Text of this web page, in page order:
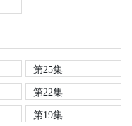
第25集
第22集
第19集